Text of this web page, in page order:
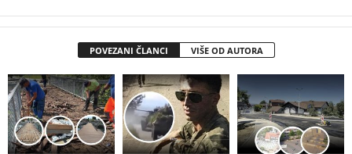
POVEZANI ČLANCI VIŠE OD AUTORA